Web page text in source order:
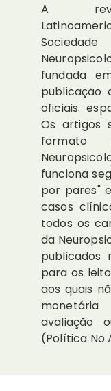
A
fundada
publicação
oficiais:
Os artigos
formato
funciona
por pares"
casos
todos os
da
para os
aos quais
avaliação
(Política No